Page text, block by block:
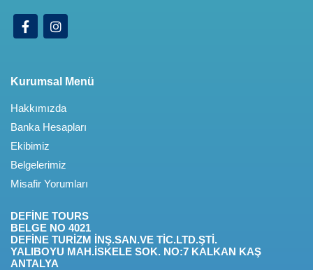
Kurumsal Menü
Hakkımızda
Banka Hesapları
Ekibimiz
Belgelerimiz
Misafir Yorumları
DEFİNE TOURS
BELGE NO 4021
DEFİNE TURİZM İNŞ.SAN.VE TİC.LTD.ŞTİ.
YALIBOYU MAH.İSKELE SOK. NO:7 KALKAN KAŞ
ANTALYA